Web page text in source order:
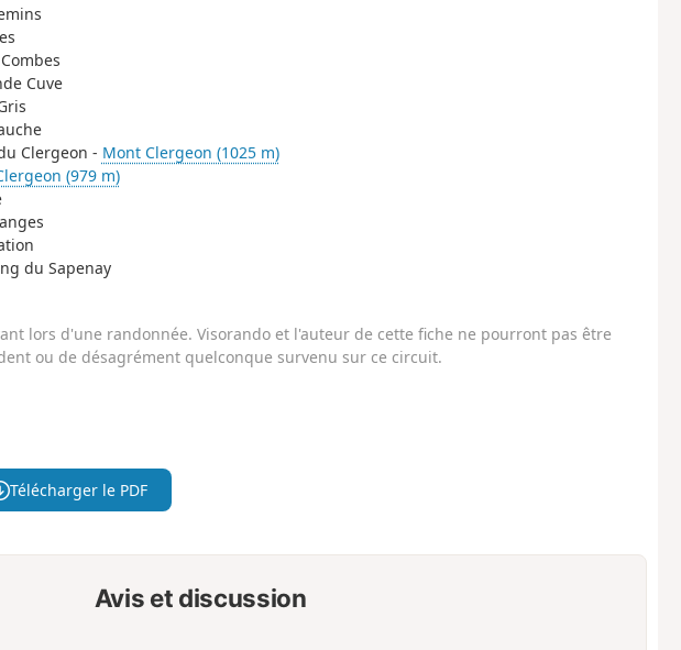
Cuve
Clergeon - Mont Clergeon (1025 m)
(979 m)
du Sapenay
lors d'une randonnée. Visorando et l'auteur de cette fiche ne pourront pas être
ou de désagrément quelconque survenu sur ce circuit.
Télécharger le PDF
Avis et discussion